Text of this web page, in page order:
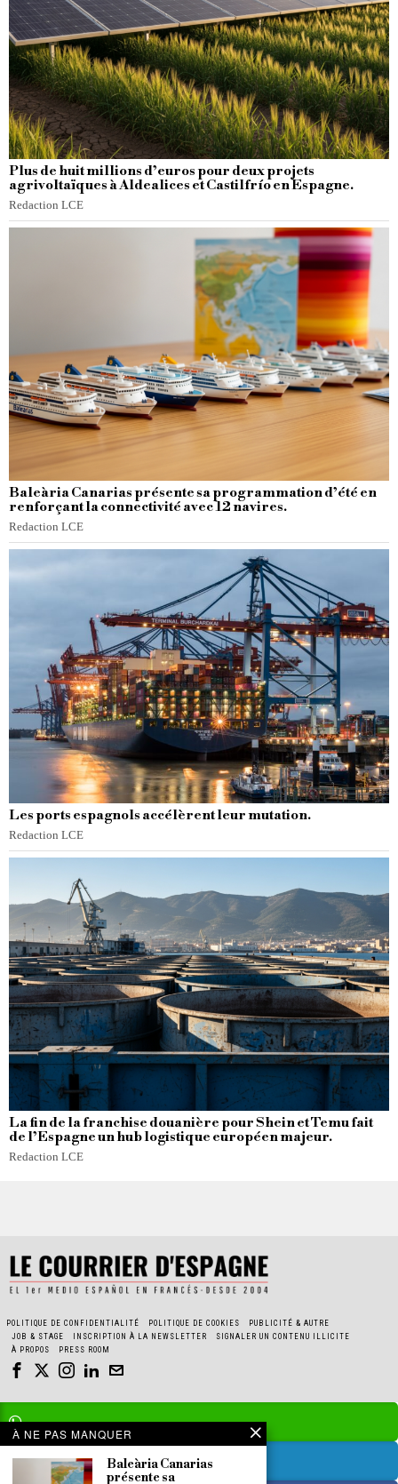
Plus de huit millions d’euros pour deux projets
agrivoltaïques à Aldealices et Castilfrío en Espagne.
Redaction LCE
Baleària Canarias présente sa programmation d’été en
renforçant la connectivité avec 12 navires.
Redaction LCE
Les ports espagnols accélèrent leur mutation.
Redaction LCE
La fin de la franchise douanière pour Shein et Temu fait
de l’Espagne un hub logistique européen majeur.
Redaction LCE
POLITIQUE DE CONFIDENTIALITÉ POLITIQUE DE COOKIES
PUBLICITÉ & AUTRE
JOB & STAGE
INSCRIPTION À LA NEWSLETTER
SIGNALER UN CONTENU ILLICITE
À PROPOS
PRESS ROOM
À NE PAS MANQUER
Baleària Canarias
présente sa